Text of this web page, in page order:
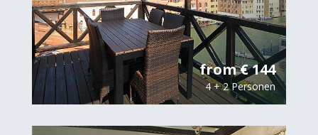
from € 144
4 + 2 Personen